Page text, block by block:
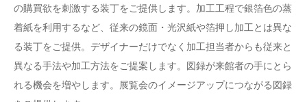
の購買欲を刺激する装丁をご提供します。加工工程で銀箔色の蒸
着紙を利用するなど、従来の鏡面・光沢紙や箔押し加工とは異な
る装丁をご提供。デザイナーだけでなく加工担当者からも従来と
異なる手法や加工方法をご提案します。図録が来館者の手にとら
れる機会を増やします。展覧会のイメージアップにつながる図録